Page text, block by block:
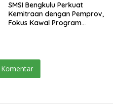
SMSI Bengkulu Perkuat
Kemitraan dengan Pemprov,
Fokus Kawal Program